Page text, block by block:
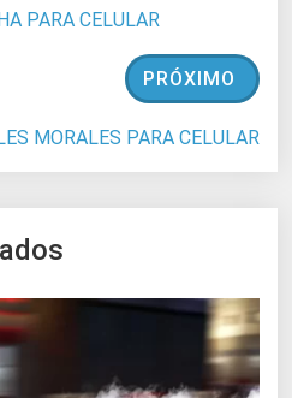
PARA CELULAR
PRÓXIMO
MORALES PARA CELULAR